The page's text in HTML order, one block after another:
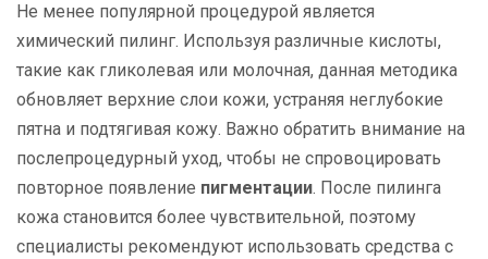
Не менее популярной процедурой является
химический пилинг. Используя различные кислоты,
такие как гликолевая или молочная, данная методика
обновляет верхние слои кожи, устраняя неглубокие
пятна и подтягивая кожу. Важно обратить внимание на
послепроцедурный уход, чтобы не спровоцировать
повторное появление пигментации. После пилинга
кожа становится более чувствительной, поэтому
специалисты рекомендуют использовать средства с